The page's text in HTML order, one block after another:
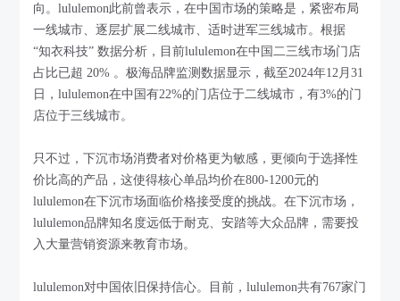
向。lululemon此前曾表示，在中国市场的策略是，紧密布局
一线城市、逐层扩展二线城市、适时进军三线城市。根据
“知衣科技” 数据分析，目前lululemon在中国二三线市场门店
占比已超 20% 。极海品牌监测数据显示，截至2024年12月31
日，lululemon在中国有22%的门店位于二线城市，有3%的门
店位于三线城市。
只不过，下沉市场消费者对价格更为敏感，更倾向于选择性
价比高的产品，这使得核心单品均价在800-1200元的
lululemon在下沉市场面临价格接受度的挑战。在下沉市场，
lululemon品牌知名度远低于耐克、安踏等大众品牌，需要投
入大量营销资源来教育市场。
lululemon对中国依旧保持信心。目前，lululemon共有767家门